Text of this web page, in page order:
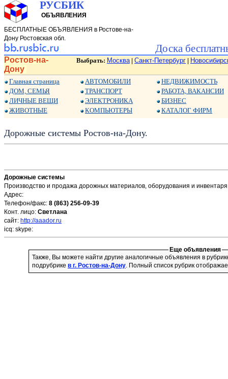
РУСБИК
ОБЪЯВЛЕНИЯ
БЕСПЛАТНЫЕ ОБЪЯВЛЕНИЯ в Ростове-на-
Дону Ростовская обл.
Доска
Ростов-на-
Дону
Выбрать: Москва| Санкт-Петербург
Главная страница
ДОМ, СЕМЬЯ
ЛИЧНЫЕ ВЕЩИ
ЖИВОТНЫЕ
АВТОМОБИЛИ
ТРАНСПОРТ
ЭЛЕКТРОНИКА
КОМПЬЮТЕРЫ
НЕДВИЖИМОСТЬ
РАБОТА, ВАКАНСИИ
БИЗНЕС
КАТАЛОГ ФИРМ
Дорожные системы Ростов-на-Дону.
Дорожные системы
Производство и продажа дорожных материалов, оборудования и
Адрес:
Телефон/факс: 8 (863) 256-09-39
Конт. лицо: Светлана
сайт: http://aaador.ru
icq: skype:
Еще объявления
Также, Вы можете найти другие аналогичные объявления в
подрубрике в г. Ростов-на-Дону. Полный список рубрик